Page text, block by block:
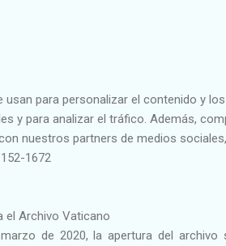
para personalizar el contenido y
y para analizar el tráfico. Además,
nuestros partners de medios
1672
el Archivo Vaticano
de 2020, la apertura del archivo